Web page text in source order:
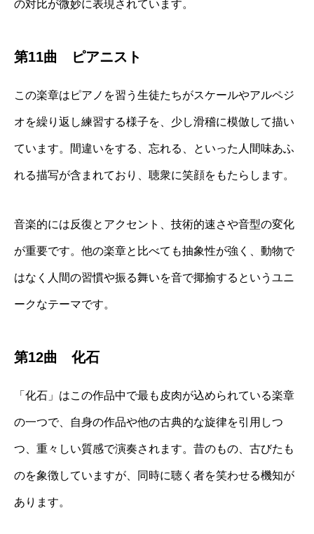
の対比が微妙に表現されています。
第11曲 ピアニスト
この楽章はピアノを習う生徒たちがスケールやアルペジ
オを繰り返し練習する様子を、少し滑稽に模倣して描い
ています。間違いをする、忘れる、といった人間味あふ
れる描写が含まれており、聴衆に笑顔をもたらします。
音楽的には反復とアクセント、技術的速さや音型の変化
が重要です。他の楽章と比べても抽象性が強く、動物で
はなく人間の習慣や振る舞いを音で揶揄するというユニ
ークなテーマです。
第12曲 化石
「化石」はこの作品中で最も皮肉が込められている楽章
の一つで、自身の作品や他の古典的な旋律を引用しつ
つ、重々しい質感で演奏されます。昔のもの、古びたも
のを象徴していますが、同時に聴く者を笑わせる機知が
あります。